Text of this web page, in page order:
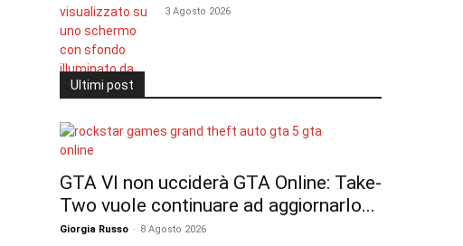
3 Agosto 2026
Ultimi post
GTA VI non ucciderà GTA Online: Take-
Two vuole continuare ad aggiornarlo...
Giorgia Russo - 8 Agosto 2026